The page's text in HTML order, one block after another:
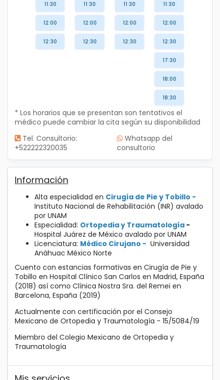
11:30
12:00
12:30
11:30
12:00
12:30
11:30
12:00
12:30
11:30
12:00
12:30
17:30
18:00
18:30
* Los horarios que se presentan son tentativos el
médico puede cambiar la cita según su disponibilidad
Tel. Consultorio:
+522222320035
Whatsapp del
consultorio
Información
Alta especialidad en Cirugía de Pie y Tobillo -
Instituto Nacional de Rehabilitación (INR) avalado
por UNAM
Especialidad: Ortopedia y Traumatología -
Hospital Juárez de México avalado por UNAM
Licenciatura: Médico Cirujano - Universidad
Anáhuac México Norte
Cuento con estancias formativas en Cirugía de Pie y
Tobillo en Hospital Clínico San Carlos en Madrid, España
(2018) así como Clínica Nostra Sra. del Remei en
Barcelona, España (2019)
Actualmente con certificación por el Consejo
Mexicano de Ortopedia y Traumatología - 15/5084/19
Miembro del Colegio Mexicano de Ortopedia y
Traumatología